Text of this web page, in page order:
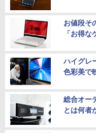
お値段そ
「お得な
ハイグレ
色彩美で
総合オー
とは何者